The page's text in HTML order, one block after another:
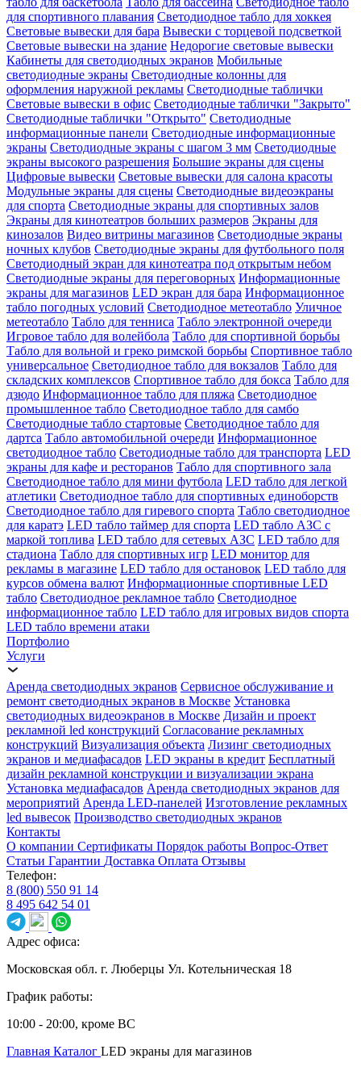
для спортивного плавания Светодиодное табло для хоккея
Световые вывески для бара Вывески с торцевой подсветкой
Световые вывески на здание Недорогие световые вывески
Кабинеты для светодиодных экранов Мобильные
светодиодные экраны Светодиодные колонны для
оформления наружной рекламы Светодиодные таблички
Световые вывески в офис Светодиодные таблички "Закрыто"
Светодиодные таблички "Открыто" Светодиодные
информационные панели Светодиодные информационные
экраны Светодиодные экраны с шагом 3 мм Светодиодные
экраны высокого разрешения Большие экраны для сцены
Цифровые вывески Световые вывески для салона красоты
Модульные экраны для сцены Светодиодные видеоэкраны
для спорта Светодиодные экраны для спортивных залов
Экраны для кинотеатров больших размеров Экраны для
кинозалов Видео витрины магазинов Светодиодные экраны
ночных клубов Светодиодные экраны для футбольного поля
Светодиодный экран для кинотеатра под открытым небом
Светодиодные экраны для переговорных Информационные
экраны для магазинов LED экран для бара Информационное
табло погодных условий Светодиодное метеотабло Уличное
метеотабло Табло для тенниса Табло электронной очереди
Игровое табло для волейбола Табло для спортивной борьбы
Табло для вольной и греко римской борьбы Спортивное табло
универсальное Светодиодное табло для вокзалов Табло для
складских комплексов Спортивное табло для бокса Табло для
дзюдо Информационное табло для пляжа Светодиодное
промышленное табло Светодиодное табло для самбо
Светодиодные табло стартовые Светодиодное табло для
дартса Табло автомобильной очереди Информационное
светодиодное табло Светодиодные табло для транспорта LED
экраны для кафе и ресторанов Табло для спортивного зала
Светодиодное табло для мини футбола LED табло для легкой
атлетики Светодиодное табло для спортивных единоборств
Светодиодное табло для гиревого спорта Табло светодиодное
для каратэ LED табло таймер для спорта LED табло АЗС с
маркой топлива LED табло для сетевых АЗС LED табло для
стадиона Табло для спортивных игр LED монитор для
рекламы в магазине LED табло для остановок LED табло для
курсов обмена валют Информационные спортивные LED
табло Светодиодное рекламное табло Светодиодное
информационное табло LED табло для игровых видов спорта
LED табло времени атаки
Портфолио
Услуги
Аренда светодиодных экранов Сервисное обслуживание и
ремонт светодиодных экранов в Москве Установка
светодиодных видеоэкранов в Москве Дизайн и проект
рекламной led конструкций Согласование рекламных
конструкций Визуализация объекта Лизинг светодиодных
экранов и медиафасадов LED экраны в кредит Бесплатный
дизайн рекламной конструкции и визуализации экрана
Установка медиафасадов Аренда светодиодных экранов для
мероприятий Аренда LED-панелей Изготовление рекламных
led вывесок Производство светодиодных экранов
Контакты
О компании Сертификаты Порядок работы Вопрос-Ответ
Статьи Гарантии Доставка Оплата Отзывы
Телефон:
8 (800) 550 91 14
8 495 642 54 01
Адрес офиса:
Московская обл. г. Люберцы Ул. Котельническая 18
График работы:
10:00 - 20:00, кроме ВС
Главная Каталог LED экраны для магазинов